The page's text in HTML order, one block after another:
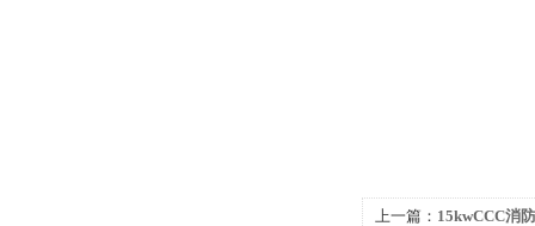
上一篇： 15kwCCC消